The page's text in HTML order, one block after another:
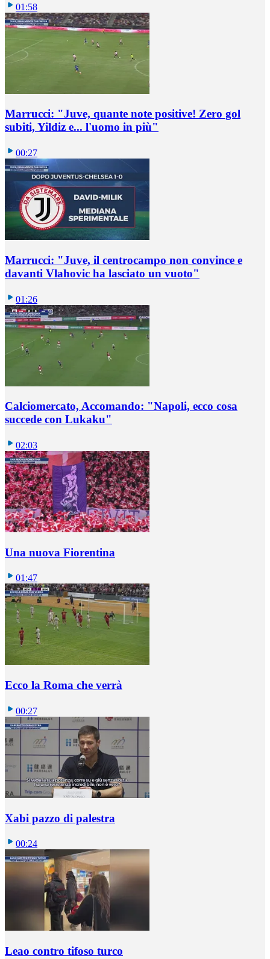
01:58
Marrucci: "Juve, quante note positive! Zero gol
subiti, Yildiz e... l'uomo in più"
00:27
Marrucci: "Juve, il centrocampo non convince e
davanti Vlahovic ha lasciato un vuoto"
01:26
Calciomercato, Accomando: "Napoli, ecco cosa
succede con Lukaku"
02:03
Una nuova Fiorentina
01:47
Ecco la Roma che verrà
00:27
Xabi pazzo di palestra
00:24
Leao contro tifoso turco